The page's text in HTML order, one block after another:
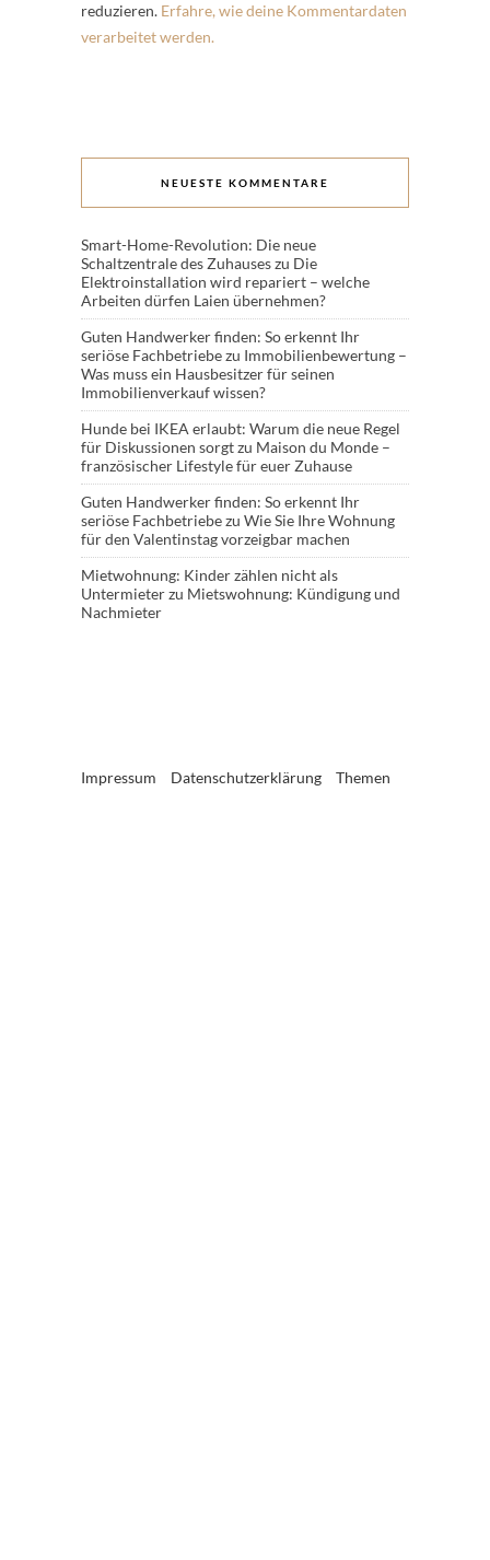
reduzieren. Erfahre, wie deine Kommentardaten
verarbeitet werden.
NEUESTE KOMMENTARE
Smart-Home-Revolution: Die neue
Schaltzentrale des Zuhauseszu Die
Elektroinstallation wird repariert – welche
Arbeiten dürfen Laien übernehmen?
Guten Handwerker finden: So erkennt Ihr
seriöse Fachbetriebezu Immobilienbewertung –
Was muss ein Hausbesitzer für seinen
Immobilienverkauf wissen?
Hunde bei IKEA erlaubt: Warum die neue Regel
für Diskussionen sorgtzu Maison du Monde –
französischer Lifestyle für euer Zuhause
Guten Handwerker finden: So erkennt Ihr
seriöse Fachbetriebezu Wie Sie Ihre Wohnung
für den Valentinstag vorzeigbar machen
Mietwohnung: Kinder zählen nicht als
Untermieterzu Mietswohnung: Kündigung und
Nachmieter
Impressum Datenschutzerklärung Themen